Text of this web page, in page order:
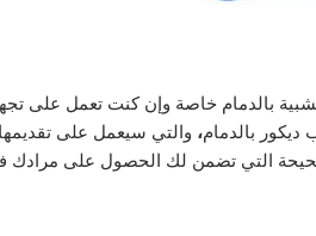
بالدمام خاصة وإن كنت تعمل على
بالدمام، والتي سيعمل على
التي تضمن لك الحصول على مرادك